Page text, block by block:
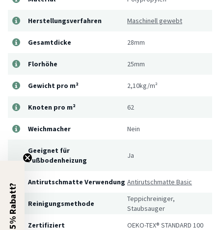
Herstellungsverfahren Maschinell gewebt
Gesamtdicke 28mm
Florhöhe 25mm
Gewicht pro m² 2,10kg/m²
Knoten pro m² 62
Weichmacher Nein
Geeignet für
Fußbodenheizung
Ja
Antirutschmatte Verwendung Antirutschmatte Basic
Reinigungsmethode
Teppichreiniger,
Staubsauger
Zertifiziert
OEKO-TEX® STANDARD 100
5% Rabatt?